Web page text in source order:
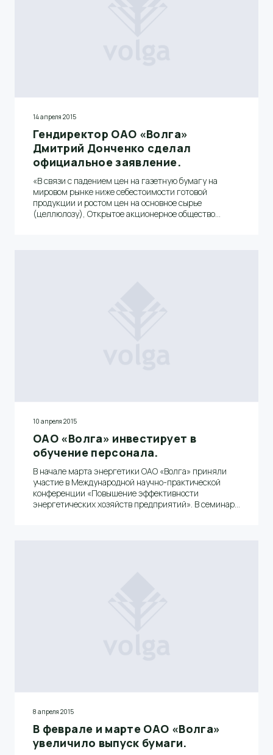
14 апреля 2015
Гендиректор ОАО «Волга»
Дмитрий Донченко сделал
официальное заявление.
«В связи с падением цен на газетную бумагу на
мировом рынке ниже себестоимости готовой
продукции и ростом цен на основное сырье
(целлюлозу), Открытое акционерное общество
10 апреля 2015
ОАО «Волга» инвестирует в
обучение персонала.
В начале марта энергетики ОАО «Волга» приняли
участие в Международной научно-практической
конференции «Повышение эффективности
энергетических хозяйств предприятий». В семинаре
8 апреля 2015
В феврале и марте ОАО «Волга»
увеличило выпуск бумаги.